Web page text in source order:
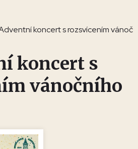
koncert s rozsvícením
koncert s
vánočního